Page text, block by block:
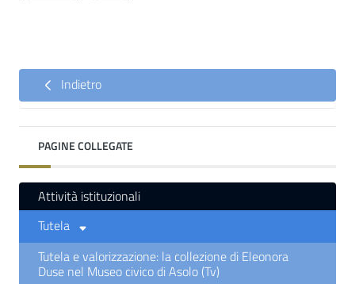
Indietro
PAGINE COLLEGATE
Attività istituzionali
Tutela
Tutela e valorizzazione: la collezione di Eleonora
Duse nel Museo civico di Asolo (Tv)